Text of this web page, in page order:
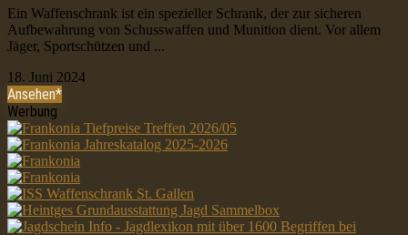
Ein Waffenschrank ist ein spezieller Schrank, der zur sicheren
Aufbewahrung von Schusswaffen und Munition dient. Vor allem
Jäger, Sportschützen und ...
18. Juni 2024
Ansehen*
Werbung